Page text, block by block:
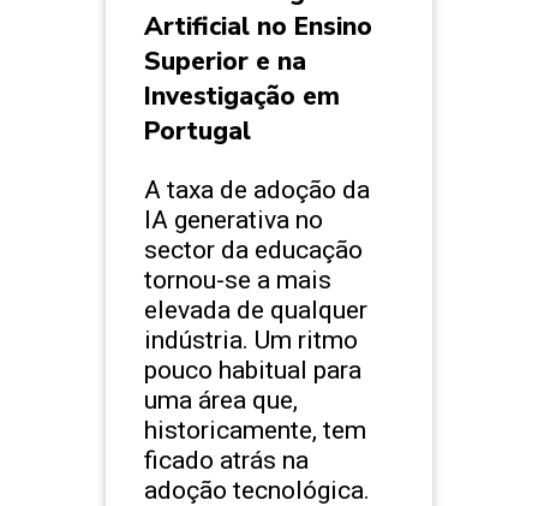
Artificial no Ensino
Superior e na
Investigação em
Portugal
A taxa de adoção da
IA generativa no
sector da educação
tornou-se a mais
elevada de qualquer
indústria. Um ritmo
pouco habitual para
uma área que,
historicamente, tem
ficado atrás na
adoção tecnológica.